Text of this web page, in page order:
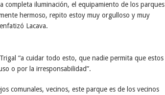
completa iluminación, el equipamiento de los parques
hermoso, repito estoy muy orgulloso y muy
Lacava.
“a cuidar todo esto, que nadie permita que estos
o por la irresponsabilidad”.
comunales, vecinos, este parque es de los vecinos